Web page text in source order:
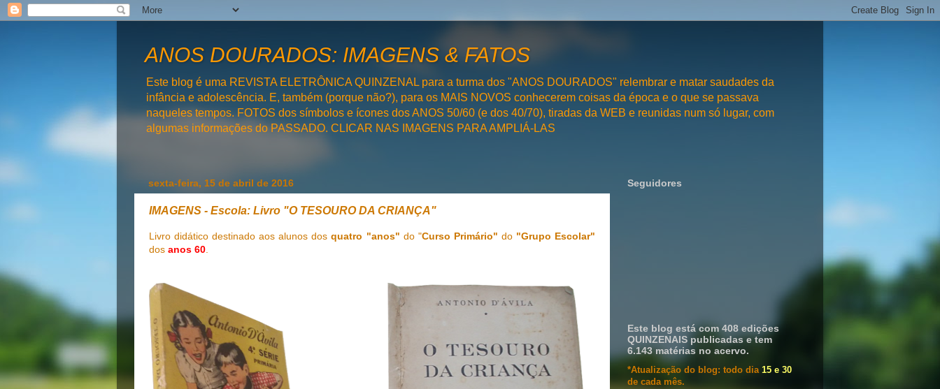
ANOS DOURADOS: IMAGENS & FATOS
Este blog é uma REVISTA ELETRÔNICA QUINZENAL para a turma dos "ANOS DOURADOS" relembrar e matar saudades da
infância e adolescência. E, também (porque não?), para os MAIS NOVOS conhecerem coisas da época e o que se passava
naqueles tempos. FOTOS dos símbolos e ícones dos ANOS 50/60 (e dos 40/70), tiradas da WEB e reunidas num só lugar, com
algumas informações do PASSADO. CLICAR NAS IMAGENS PARA AMPLIÁ-LAS
sexta-feira, 15 de abril de 2016
IMAGENS - Escola: Livro "O TESOURO DA CRIANÇA"
Livro didático destinado aos alunos dosquatro "anos" do "Curso Primário" do "Grupo Escolar"
dos anos 60.
Seguidores
Este blog está com 408 edições
QUINZENAIS publicadas e tem
6.143 matérias no acervo.
*Atualização do blog: todo dia 15 e 30
de cada mês.